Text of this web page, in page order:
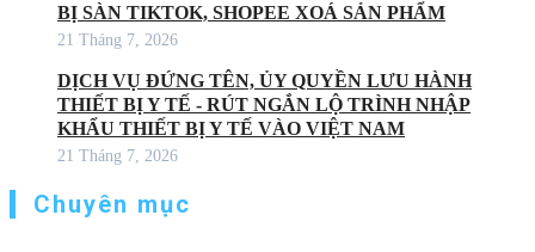
BỊ SÀN TIKTOK, SHOPEE XOÁ SẢN PHẨM
21 Tháng 7, 2026
DỊCH VỤ ĐỨNG TÊN, ỦY QUYỀN LƯU HÀNH
THIẾT BỊ Y TẾ - RÚT NGẮN LỘ TRÌNH NHẬP
KHẨU THIẾT BỊ Y TẾ VÀO VIỆT NAM
21 Tháng 7, 2026
Chuyên mục